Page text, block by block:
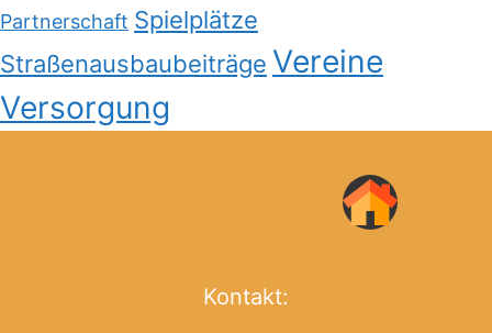
Partnerschaft Spielplätze
Straßenausbaubeiträge Vereine
Versorgung
Kontakt: